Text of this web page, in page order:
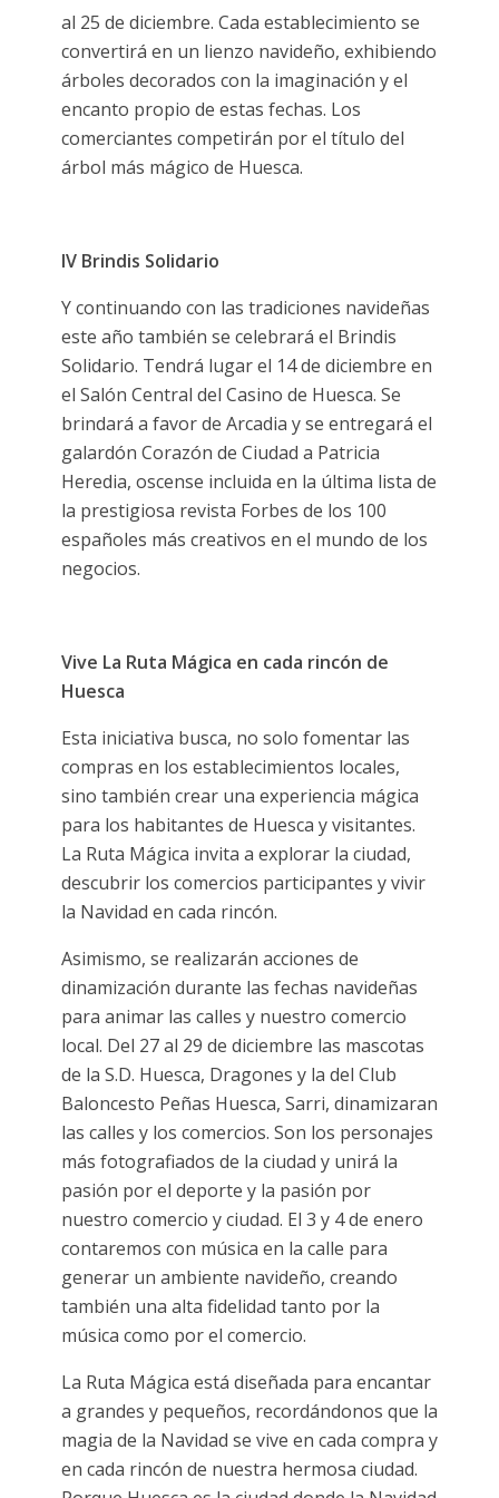
al 25 de diciembre. Cada establecimiento se
convertirá en un lienzo navideño, exhibiendo
árboles decorados con la imaginación y el
encanto propio de estas fechas. Los
comerciantes competirán por el título del
árbol más mágico de Huesca.
IV Brindis Solidario
Y continuando con las tradiciones navideñas
este año también se celebrará el Brindis
Solidario. Tendrá lugar el 14 de diciembre en
el Salón Central del Casino de Huesca. Se
brindará a favor de Arcadia y se entregará el
galardón Corazón de Ciudad a Patricia
Heredia, oscense incluida en la última lista de
la prestigiosa revista Forbes de los 100
españoles más creativos en el mundo de los
negocios.
Vive La Ruta Mágica en cada rincón de
Huesca
Esta iniciativa busca, no solo fomentar las
compras en los establecimientos locales,
sino también crear una experiencia mágica
para los habitantes de Huesca y visitantes.
La Ruta Mágica invita a explorar la ciudad,
descubrir los comercios participantes y vivir
la Navidad en cada rincón.
Asimismo, se realizarán acciones de
dinamización durante las fechas navideñas
para animar las calles y nuestro comercio
local. Del 27 al 29 de diciembre las mascotas
de la S.D. Huesca, Dragones y la del Club
Baloncesto Peñas Huesca, Sarri, dinamizaran
las calles y los comercios. Son los personajes
más fotografiados de la ciudad y unirá la
pasión por el deporte y la pasión por
nuestro comercio y ciudad. El 3 y 4 de enero
contaremos con música en la calle para
generar un ambiente navideño, creando
también una alta fidelidad tanto por la
música como por el comercio.
La Ruta Mágica está diseñada para encantar
a grandes y pequeños, recordándonos que la
magia de la Navidad se vive en cada compra y
en cada rincón de nuestra hermosa ciudad.